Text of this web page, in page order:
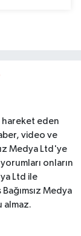
hareket eden
video ve
Medya Ltd'ye
onların
Ltd ile
Medya
almaz.